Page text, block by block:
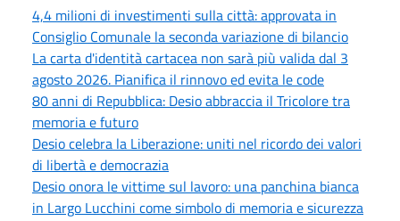
4,4 milioni di investimenti sulla città: approvata in
Consiglio Comunale la seconda variazione di bilancio
La carta d'identità cartacea non sarà più valida dal 3
agosto 2026. Pianifica il rinnovo ed evita le code
80 anni di Repubblica: Desio abbraccia il Tricolore tra
memoria e futuro
Desio celebra la Liberazione: uniti nel ricordo dei valori
di libertà e democrazia
Desio onora le vittime sul lavoro: una panchina bianca
in Largo Lucchini come simbolo di memoria e sicurezza